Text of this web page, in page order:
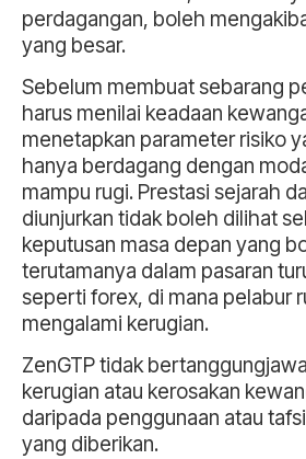
perdagangan, boleh
yang besar.
Sebelum membuat sebarang
harus menilai keadaan
menetapkan parameter risiko
hanya berdagang dengan
mampu rugi. Prestasi sejarah
diunjurkan tidak boleh dilihat
keputusan masa depan yang
terutamanya dalam pasaran
seperti forex, di mana pelabur
mengalami kerugian.
ZenGTP tidak
kerugian atau kerosakan
daripada penggunaan atau
yang diberikan.